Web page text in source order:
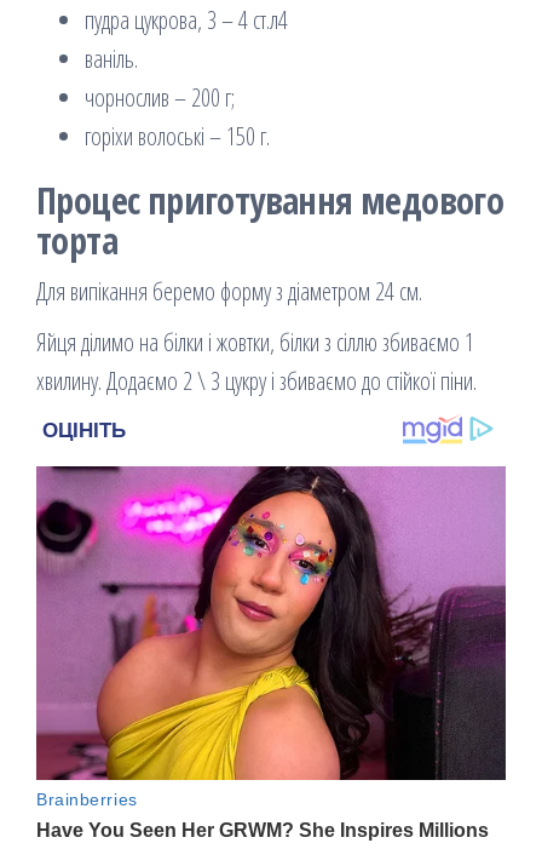
пудра цукрова, 3 – 4 ст.л4
ваніль.
чорнослив – 200 г;
горіхи волоські – 150 г.
Процес приготування медового
торта
Для випікання беремо форму з діаметром 24 см.
Яйця ділимо на білки і жовтки, білки з сіллю збиваємо 1
хвилину. Додаємо 2 \ 3 цукру і збиваємо до стійкої піни.